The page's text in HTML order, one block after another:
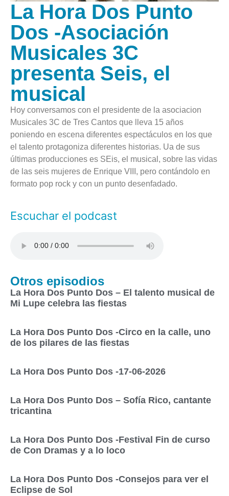
La Hora Dos Punto
Dos -Asociación
Musicales 3C
presenta Seis, el
musical
Hoy conversamos con el presidente de la asociacion
Musicales 3C de Tres Cantos que lleva 15 años
poniendo en escena diferentes espectáculos en los que
el talento protagoniza diferentes historias. Ua de sus
últimas producciones es SEis, el musical, sobre las vidas
de las seis mujeres de Enrique VIII, pero contándolo en
formato pop rock y con un punto desenfadado.
Escuchar el podcast
Otros episodios
La Hora Dos Punto Dos – El talento musical de
Mi Lupe celebra las fiestas
La Hora Dos Punto Dos -Circo en la calle, uno
de los pilares de las fiestas
La Hora Dos Punto Dos -17-06-2026
La Hora Dos Punto Dos – Sofía Rico, cantante
tricantina
La Hora Dos Punto Dos -Festival Fin de curso
de Con Dramas y a lo loco
La Hora Dos Punto Dos -Consejos para ver el
Eclipse de Sol